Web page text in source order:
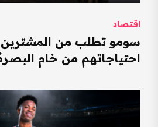
اقتصاد
سومو تطلب من المشترين
احتياجاتهم من خام